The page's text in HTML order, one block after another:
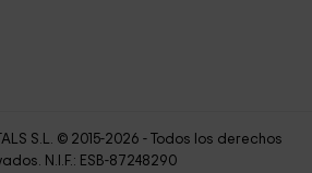
S.L. © 2015-2026 - Todos los derechos
N.I.F.: ESB-87248290